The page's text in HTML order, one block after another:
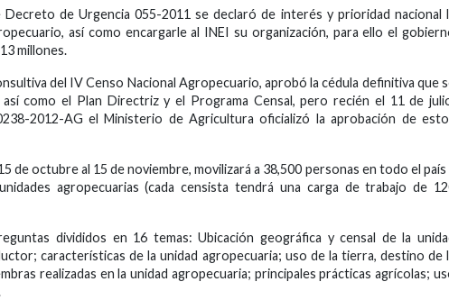
de Urgencia 055-2011 se declaró de interés y prioridad nacional
así como encargarle al INEI su organización, para ello el
millones.
del IV Censo Nacional Agropecuario, aprobó la cédula definitiva que
como el Plan Directriz y el Programa Censal, pero recién el 11 de
2012-AG el Ministerio de Agricultura oficializó la aprobación de
de octubre al 15 de noviembre, movilizará a 38,500 personas en todo el país
agropecuarias (cada censista tendrá una carga de trabajo de
divididos en 16 temas: Ubicación geográfica y censal de la
características de la unidad agropecuaria; uso de la tierra, destino de
realizadas en la unidad agropecuaria; principales prácticas agrícolas;